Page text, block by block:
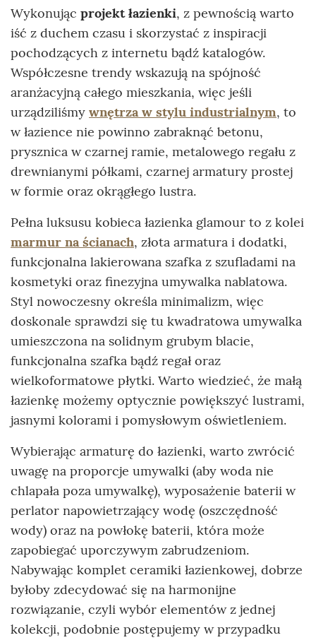
Wykonując projekt łazienki, z pewnością warto
iść z duchem czasu i skorzystać z inspiracji
pochodzących z internetu bądź katalogów.
Współczesne trendy wskazują na spójność
aranżacyjną całego mieszkania, więc jeśli
urządziliśmy wnętrza w stylu industrialnym, to
w łazience nie powinno zabraknąć betonu,
prysznica w czarnej ramie, metalowego regału z
drewnianymi półkami, czarnej armatury prostej
w formie oraz okrągłego lustra.
Pełna luksusu kobieca łazienka glamour to z kolei
marmur na ścianach, złota armatura i dodatki,
funkcjonalna lakierowana szafka z szufladami na
kosmetyki oraz finezyjna umywalka nablatowa.
Styl nowoczesny określa minimalizm, więc
doskonale sprawdzi się tu kwadratowa umywalka
umieszczona na solidnym grubym blacie,
funkcjonalna szafka bądź regał oraz
wielkoformatowe płytki. Warto wiedzieć, że małą
łazienkę możemy optycznie powiększyć lustrami,
jasnymi kolorami i pomysłowym oświetleniem.
Wybierając armaturę do łazienki, warto zwrócić
uwagę na proporcje umywalki (aby woda nie
chlapała poza umywalkę), wyposażenie baterii w
perlator napowietrzający wodę (oszczędność
wody) oraz na powłokę baterii, która może
zapobiegać uporczywym zabrudzeniom.
Nabywając komplet ceramiki łazienkowej, dobrze
byłoby zdecydować się na harmonijne
rozwiązanie, czyli wybór elementów z jednej
kolekcji, podobnie postępujemy w przypadku